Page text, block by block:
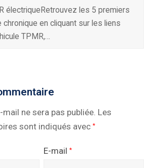
électriqueRetrouvez les 5 premiers
en cliquant sur les liens
TPMR,…
ne sera pas publiée. Les
sont indiqués avec*
E-mail*